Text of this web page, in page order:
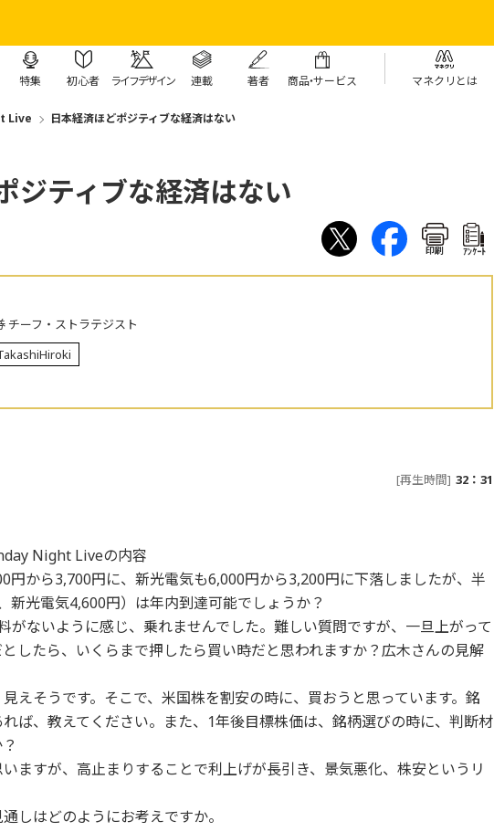
特集 初心者 ライフデザイン 連載 著者 商品・サービス マネクリとは
Live 日本経済ほどポジティブな経済はない
ジティブな経済はない
印刷 ｱﾝｹｰﾄ
チーフ・ストラテジスト
[再生時間] 32：31
Night Liveの内容
円から3,700円に、新光電気も6,000円から3,200円に下落しましたが、半
新光電気4,600円）は年内到達可能でしょうか？
がないように感じ、乗れませんでした。難しい質問ですが、一旦上がって
したら、いくらまで押したら買い時だと思われますか？広木さんの見解
えそうです。そこで、米国株を割安の時に、買おうと思っています。銘
ば、教えてください。また、1年後目標株価は、銘柄選びの時に、判断材
ますが、高止まりすることで利上げが長引き、景気悪化、株安というリ
しはどのようにお考えですか。